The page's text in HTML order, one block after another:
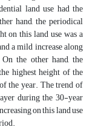
land use had the
hand, the periodical
on this land use was a
a mild increase along
the other hand, the
highest height of the
the year. The trend of
during the 30-year
on this land use